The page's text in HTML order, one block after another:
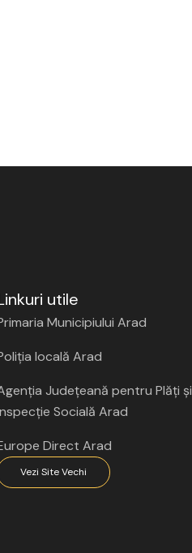
utile
Municipiului Arad
locală Arad
Județeană pentru Plăți și
Socială Arad
Direct Arad
Vezi Site Vechi